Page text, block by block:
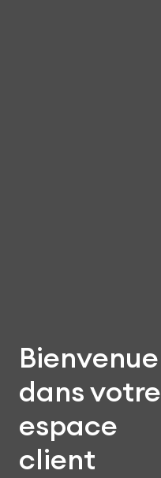
Bienvenue
dans votre
espace
client